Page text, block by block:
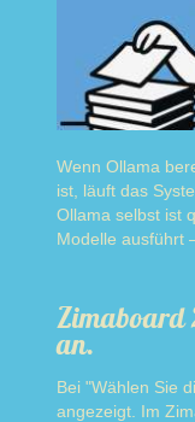
Wenn Ollama
ist, läuft das
Ollama selbst ist
Modelle ausführt
Zimaboard
an.
Bei "Wählen Sie
angezeigt. Im